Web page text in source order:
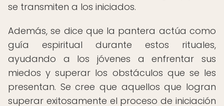
se transmiten a los iniciados.
Además, se dice que la pantera actúa como
guía espiritual durante estos rituales,
ayudando a los jóvenes a enfrentar sus
miedos y superar los obstáculos que se les
presentan. Se cree que aquellos que logran
superar exitosamente el proceso de iniciación